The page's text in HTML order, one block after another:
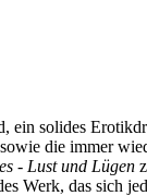
ein solides
die immer
- Lust und Lügen
Werk, das sich